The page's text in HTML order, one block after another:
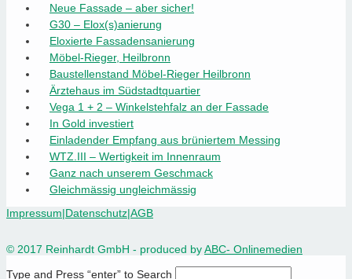
Neue Fassade – aber sicher!
G30 – Elox(s)anierung
Eloxierte Fassadensanierung
Möbel-Rieger, Heilbronn
Baustellenstand Möbel-Rieger Heilbronn
Ärztehaus im Südstadtquartier
Vega 1 + 2 – Winkelstehfalz an der Fassade
In Gold investiert
Einladender Empfang aus brüniertem Messing
WTZ.III – Wertigkeit im Innenraum
Ganz nach unserem Geschmack
Gleichmässig ungleichmässig
Impressum|Datenschutz|AGB
© 2017 Reinhardt GmbH - produced byABC- Onlinemedien
Type and Press “enter” to Search